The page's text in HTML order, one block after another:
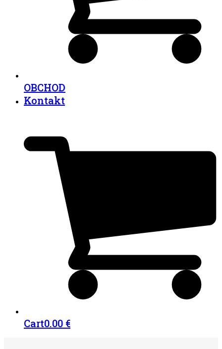
OBCHOD
Kontakt
Cart0.00 €